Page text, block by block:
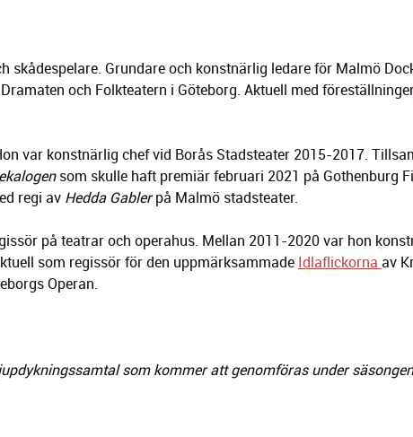
skådespelare. Grundare och konstnärlig ledare för Malmö
och Folkteatern i Göteborg. Aktuell med
var konstnärlig chef vid Borås Stadsteater 2015-2017.
som skulle haft premiär februari 2021 på Gothenburg
regi av Hedda Gablerpå Malmö stadsteater.
på teatrar och operahus. Mellan 2011-2020 var hon
som regissör för den uppmärksammade Idlaflickorna av
Operan.
som kommer att genomföras under